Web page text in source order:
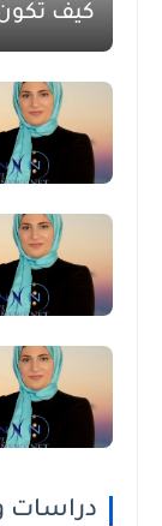
كيف تكون
دراسات